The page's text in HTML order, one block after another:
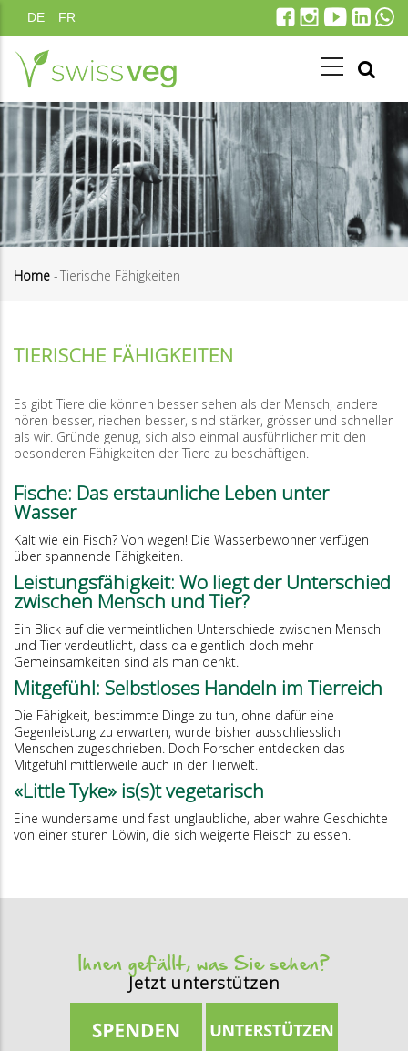
Direkt
zum
Inhalt
DE FR
Home -Tierische Fähigkeiten
TIERISCHE FÄHIGKEITEN
Es gibt Tiere die können besser sehen als der Mensch, andere
hören besser, riechen besser, sind stärker, grösser und schneller
als wir. Gründe genug, sich also einmal ausführlicher mit den
besonderen Fähigkeiten der Tiere zu beschäftigen.
Fische: Das erstaunliche Leben unter
Wasser
Kalt wie ein Fisch? Von wegen! Die Wasserbewohner verfügen
über spannende Fähigkeiten.
Leistungsfähigkeit: Wo liegt der Unterschied
zwischen Mensch und Tier?
Ein Blick auf die vermeintlichen Unterschiede zwischen Mensch
und Tier verdeutlicht, dass da eigentlich doch mehr
Gemeinsamkeiten sind als man denkt.
Mitgefühl: Selbstloses Handeln im Tierreich
Die Fähigkeit, bestimmte Dinge zu tun, ohne dafür eine
Gegenleistung zu erwarten, wurde bisher ausschliesslich
Menschen zugeschrieben. Doch Forscher entdecken das
Mitgefühl mittlerweile auch in der Tierwelt.
«Little Tyke» is(s)t vegetarisch
Eine wundersame und fast unglaubliche, aber wahre Geschichte
von einer sturen Löwin, die sich weigerte Fleisch zu essen.
Ihnen gefällt, was Sie sehen?
Jetzt unterstützen